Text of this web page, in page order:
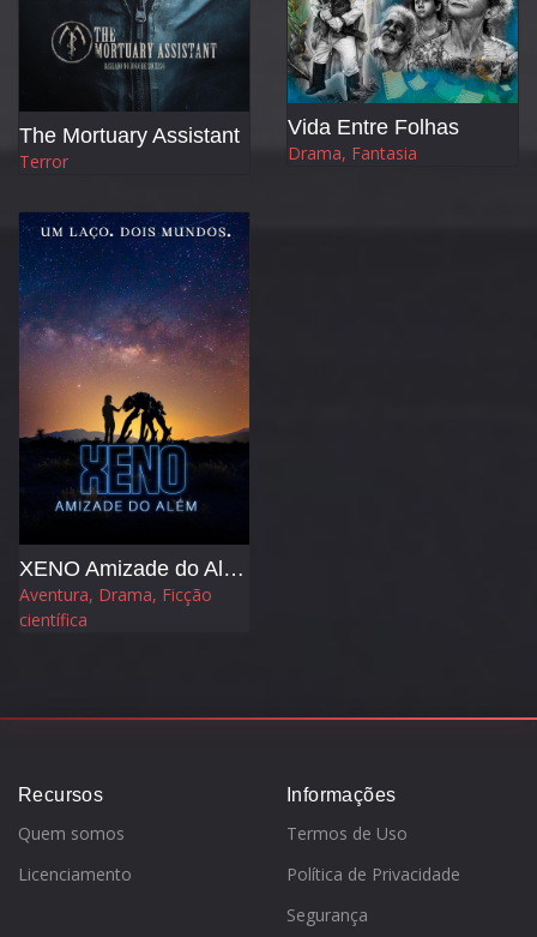
The Mortuary Assistant
Terror
Vida Entre Folhas
Drama, Fantasia
XENO Amizade do Além
Aventura, Drama, Ficção
científica
Recursos
Quem somos
Licenciamento
Informações
Termos de Uso
Política de Privacidade
Segurança